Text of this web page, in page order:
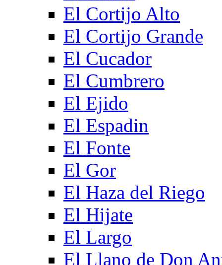
El Cortijo Alto
El Cortijo Grande
El Cucador
El Cumbrero
El Ejido
El Espadin
El Fonte
El Gor
El Haza del Riego
El Hijate
El Largo
El Llano de Don